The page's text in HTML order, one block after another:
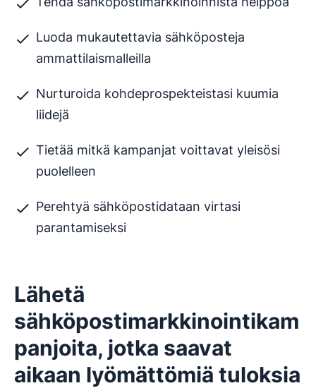
Luoda mukautettavia sähköposteja
ammattilaismalleilla
Nurturoida kohdeprospekteistasi kuumia
liidejä
Tietää mitkä kampanjat voittavat yleisösi
puolelleen
Perehtyä sähköpostidataan virtasi
parantamiseksi
Lähetä
sähköpostimarkkinointikam
panjoita, jotka saavat
aikaan lyömättömiä tuloksia